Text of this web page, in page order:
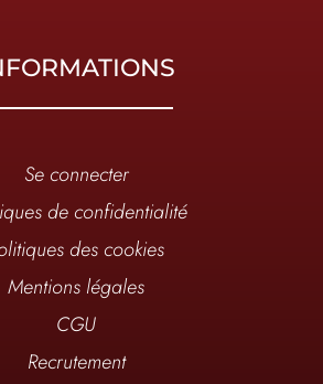
Se connecter
de confidentialité
des cookies
Mentions légales
CGU
Recrutement